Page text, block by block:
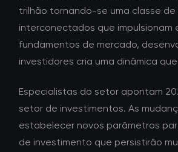
trilhão tornando-se uma classe
interconectados que
fundamentos de mercado,
investidores cria uma dinâmica
Especialistas do setor apontam
setor de investimentos. As
estabelecer novos parâmetros
de investimento que persistirão